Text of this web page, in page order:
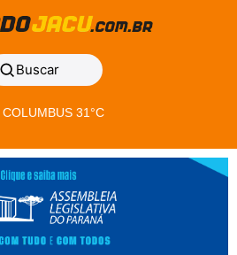
Buscar
COLUMBUS 31°C